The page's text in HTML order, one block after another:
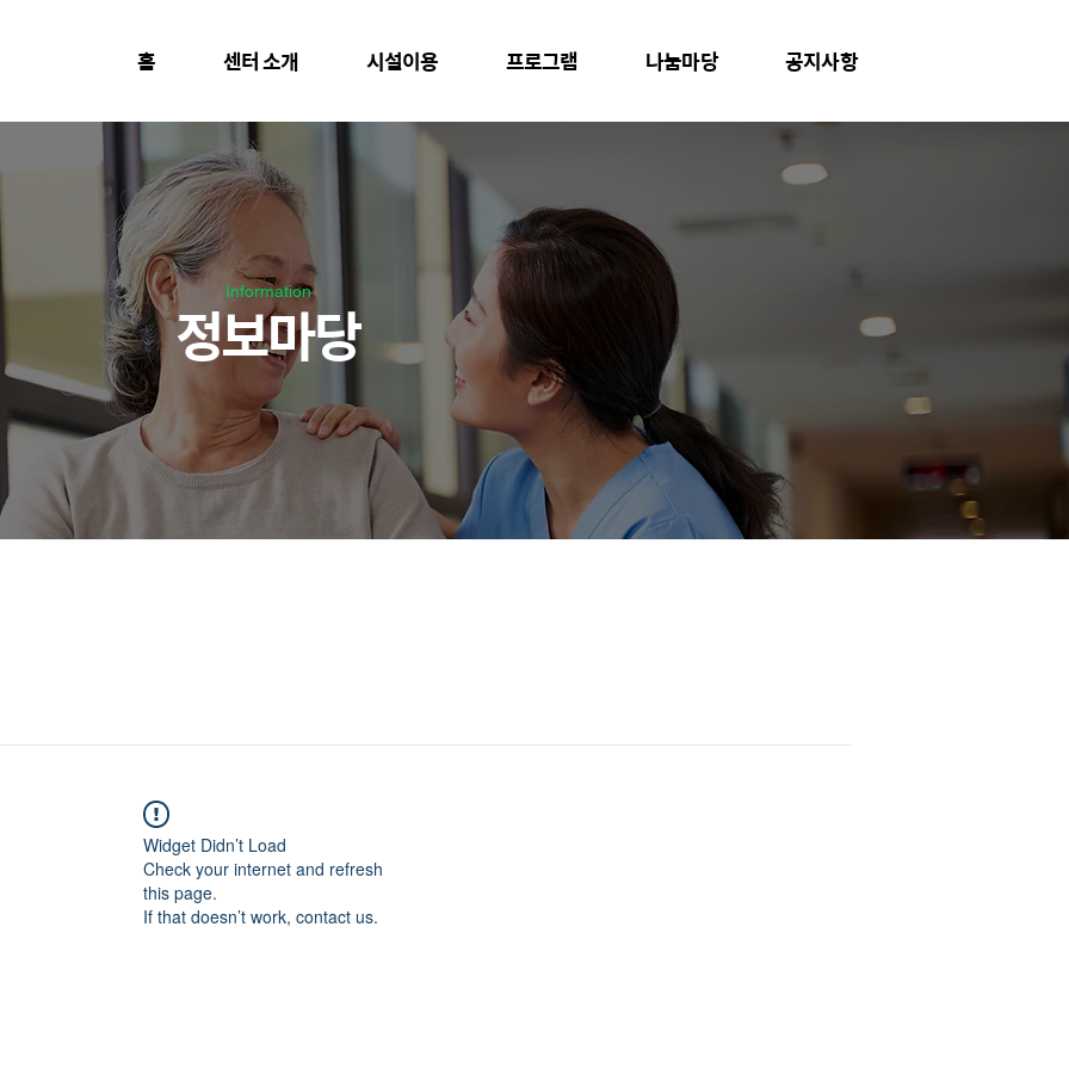
홈 센터 소개 시설이용 프로그램 나눔마당 공지사항
Information
정보마당
Widget Didn’t Load
Check your internet and refresh
this page.
If that doesn’t work, contact us.